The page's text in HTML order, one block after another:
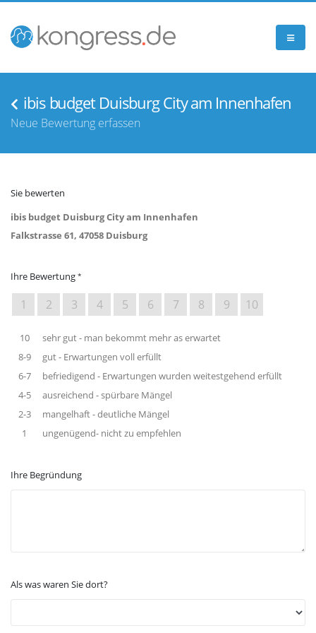
ibis budget Duisburg City am Innenhafen
Neue Bewertung erfassen
Sie bewerten
ibis budget Duisburg City am Innenhafen
Falkstrasse 61, 47058 Duisburg
Ihre Bewertung
1 2 3 4 5 6 7 8 9 10
10
sehr gut - man bekommt mehr as erwartet
8-9
gut - Erwartungen voll erfüllt
6-7
befriedigend - Erwartungen wurden weitestgehend erfüllt
4-5
ausreichend - spürbare Mängel
2-3
mangelhaft - deutliche Mängel
1
ungenügend- nicht zu empfehlen
Ihre Begründung
Als was waren Sie dort?